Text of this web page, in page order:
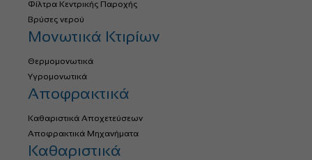
Φίλτρα Κεντρικής Παροχής
Βρύσες νερού
Μονωτικά Κτιρίων
Θερμομονωτικά
Υγρομονωτικά
Αποφρακτικά
Καθαριστικά Αποχετεύσεων
Αποφρακτικά Μηχανήματα
Καθαριστικά